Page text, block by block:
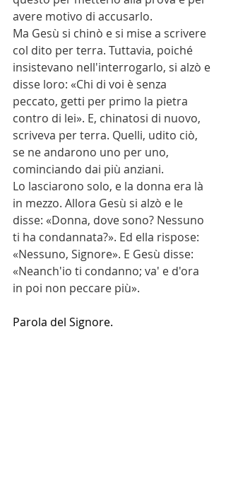
avere motivo di accusarlo.
Ma Gesù si chinò e si mise a scrivere
col dito per terra. Tuttavia, poiché
insistevano nell'interrogarlo, si alzò e
disse loro: «Chi di voi è senza
peccato, getti per primo la pietra
contro di lei». E, chinatosi di nuovo,
scriveva per terra. Quelli, udito ciò,
se ne andarono uno per uno,
cominciando dai più anziani.
Lo lasciarono solo, e la donna era là
in mezzo. Allora Gesù si alzò e le
disse: «Donna, dove sono? Nessuno
ti ha condannata?». Ed ella rispose:
«Nessuno, Signore». E Gesù disse:
«Neanch'io ti condanno; va' e d'ora
in poi non peccare più».
Parola del Signore.